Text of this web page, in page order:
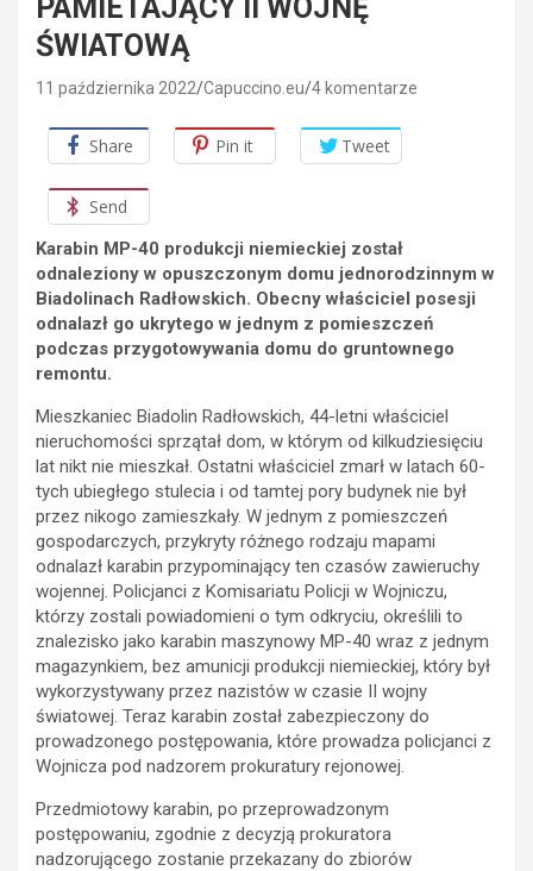
PAMIETAJĄCY II WOJNĘ
ŚWIATOWĄ
11 października 2022 Capuccino.eu 4 komentarze
Share Pin it Tweet
Send
Karabin MP-40 produkcji niemieckiej został
odnaleziony w opuszczonym domu jednorodzinnym w
Biadolinach Radłowskich. Obecny właściciel posesji
odnalazł go ukrytego w jednym z pomieszczeń
podczas przygotowywania domu do gruntownego
remontu.
Mieszkaniec Biadolin Radłowskich, 44-letni właściciel
nieruchomości sprzątał dom, w którym od kilkudziesięciu
lat nikt nie mieszkał. Ostatni właściciel zmarł w latach 60-
tych ubiegłego stulecia i od tamtej pory budynek nie był
przez nikogo zamieszkały. W jednym z pomieszczeń
gospodarczych, przykryty różnego rodzaju mapami
odnalazł karabin przypominający ten czasów zawieruchy
wojennej. Policjanci z Komisariatu Policji w Wojniczu,
którzy zostali powiadomieni o tym odkryciu, określili to
znalezisko jako karabin maszynowy MP-40 wraz z jednym
magazynkiem, bez amunicji produkcji niemieckiej, który był
wykorzystywany przez nazistów w czasie II wojny
światowej. Teraz karabin został zabezpieczony do
prowadzonego postępowania, które prowadza policjanci z
Wojnicza pod nadzorem prokuratury rejonowej.
Przedmiotowy karabin, po przeprowadzonym
postępowaniu, zgodnie z decyzją prokuratora
nadzorującego zostanie przekazany do zbiorów